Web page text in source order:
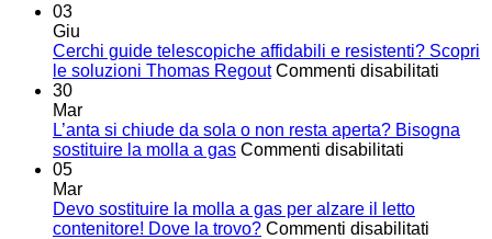
03
Giu
Cerchi guide telescopiche affidabili e resistenti? Scopri
le soluzioni Thomas Regout Commenti disabilitati
30
Mar
L’anta si chiude da sola o non resta aperta? Bisogna
sostituire la molla a gas Commenti disabilitati
chiude
da
05
Mar
Devo sostituire la molla a gas per alzare il letto
contenitore! Dove la trovo? Commenti disabilitati